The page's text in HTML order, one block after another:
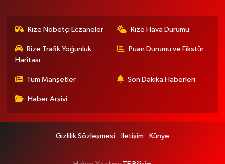
Rize Nöbetçi Eczaneler Rize Hava Durumu
Rize Trafik Yoğunluk
Haritası
Puan Durumu ve Fikstür
Tüm Manşetler Son Dakika Haberleri
Haber Arşivi
Gizlilik Sözleşmesi İletişim Künye